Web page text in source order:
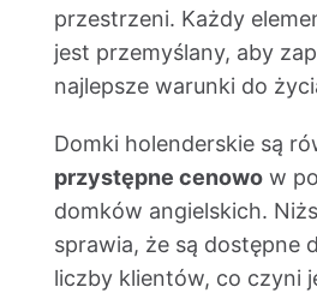
przestrzeni. Każdy
jest przemyślany, aby
najlepsze warunki do
Domki holenderskie są
przystępne cenowow
domków angielskich.
sprawia, że są dostępne
liczby klientów, co czyni